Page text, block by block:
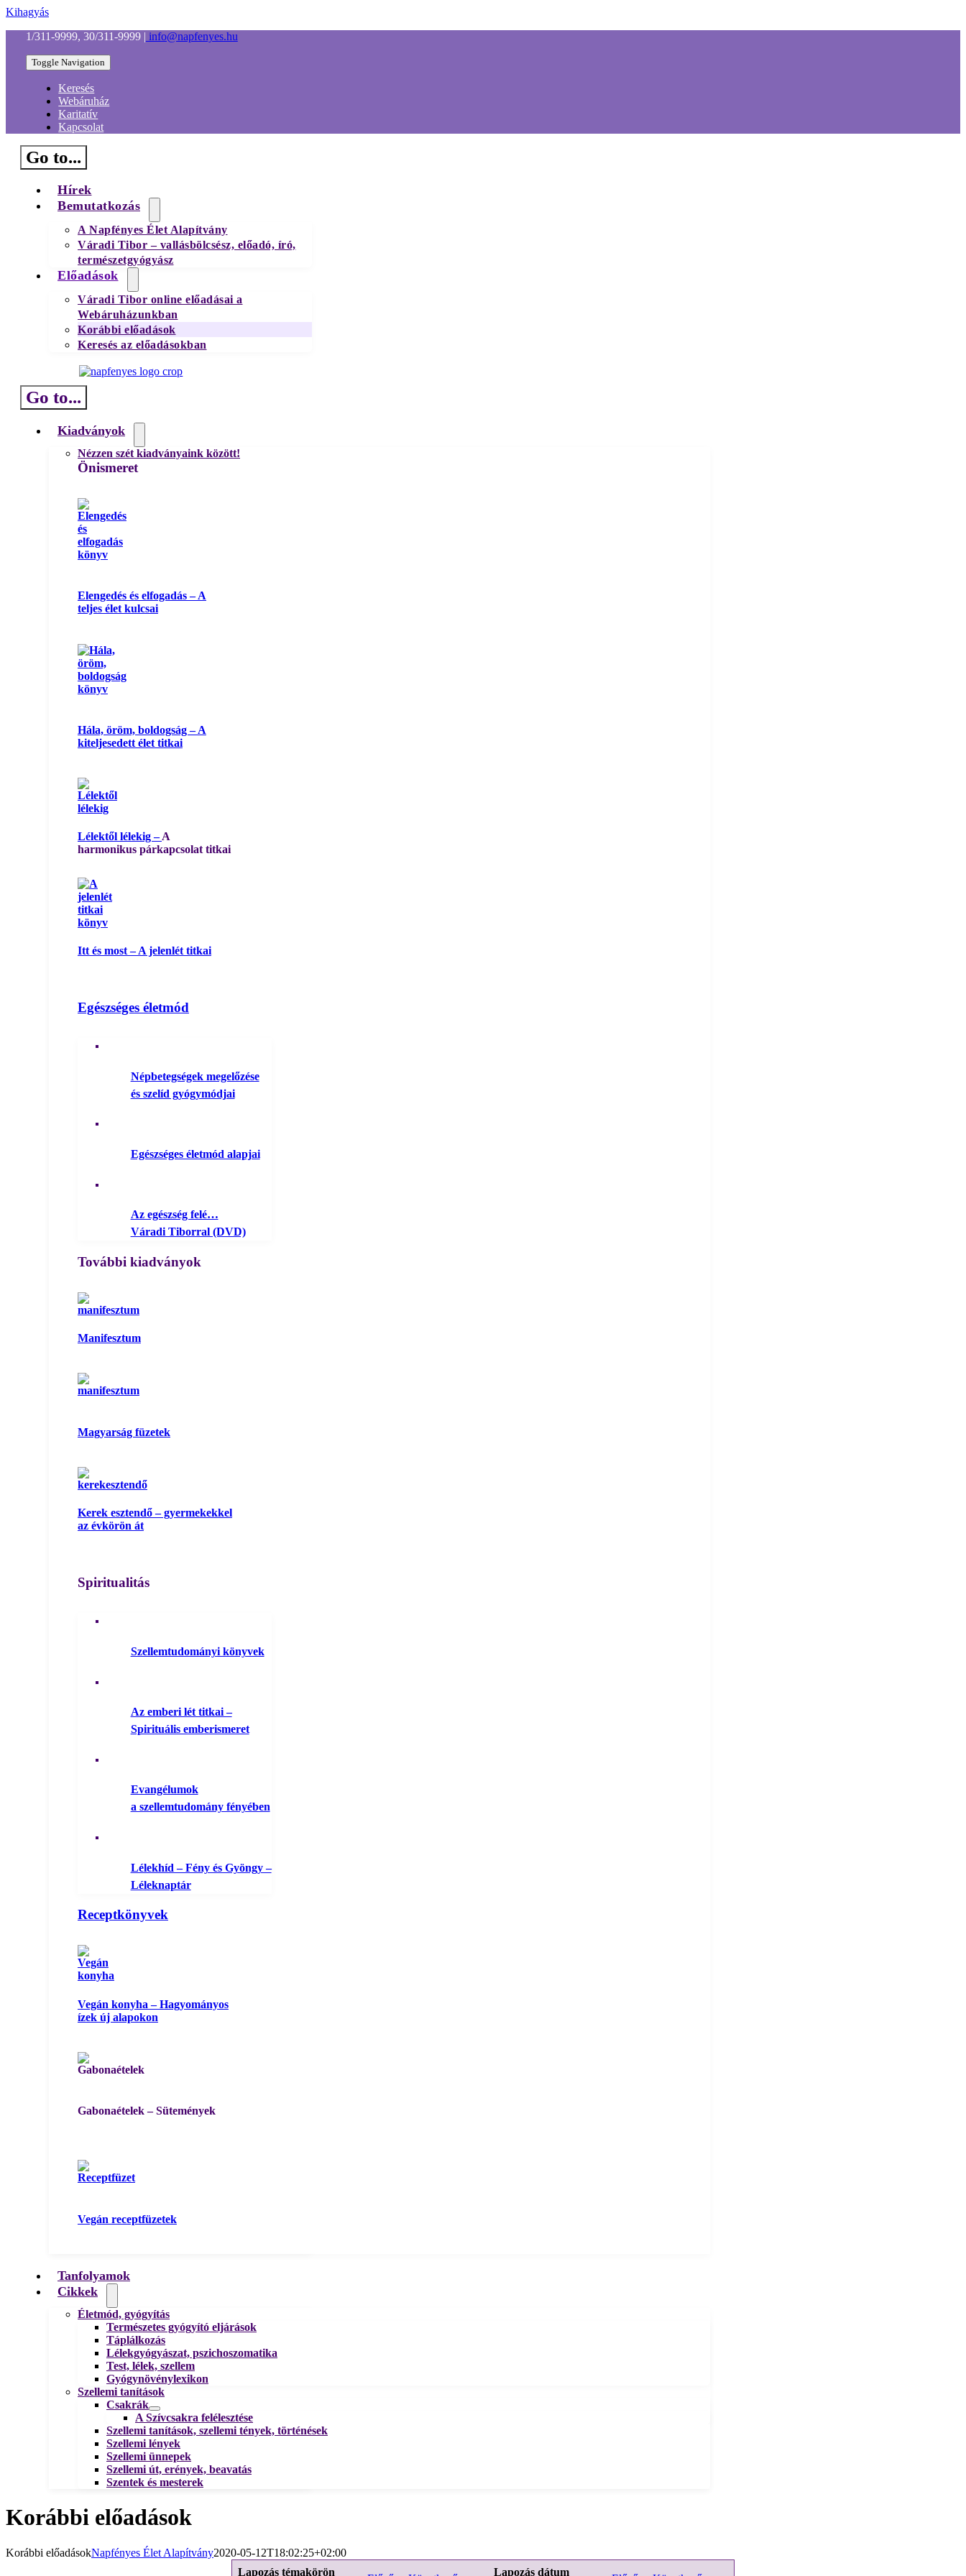
Kihagyás
1/311-9999, 30/311-9999 | info@napfenyes.hu
Toggle Navigation
Keresés
Webáruház
Karitatív
Kapcsolat
Go to...
Hírek
Bemutatkozás
A Napfényes Élet Alapítvány
Váradi Tibor – vallásbölcsész, előadó, író,
természetgyógyász
Előadások
Váradi Tibor online előadásai a
Webáruházunkban
Korábbi előadások
Keresés az előadásokban
Go to...
Kiadványok
Nézzen szét kiadványaink között!
Önismeret
Elengedés és elfogadás – A
teljes élet kulcsai
Hála, öröm, boldogság – A
kiteljesedett élet titkai
Lélektől lélekig –A
harmonikus párkapcsolat titkai
Itt és most – A jelenlét titkai
Egészséges életmód
Népbetegségek megelőzése
és szelíd gyógymódjai
Egészséges életmód alapjai
Az egészség felé…
Váradi Tiborral (DVD)
További kiadványok
Manifesztum
Magyarság füzetek
Kerek esztendő – gyermekekkel
az évkörön át
Spiritualitás
Szellemtudományi könyvek
Az emberi lét titkai –
Spirituális emberismeret
Evangélumok
a szellemtudomány fényében
Lélekhíd – Fény és Gyöngy –
Léleknaptár
Receptkönyvek
Vegán konyha – Hagyományos
ízek új alapokon
Gabonaételek – Sütemények
Vegán receptfüzetek
Tanfolyamok
Cikkek
Életmód, gyógyítás
Természetes gyógyító eljárások
Táplálkozás
Lélekgyógyászat, pszichoszomatika
Test, lélek, szellem
Gyógynövénylexikon
Szellemi tanítások
Csakrák
A Szívcsakra felélesztése
Szellemi tanítások, szellemi tények, történések
Szellemi lények
Szellemi ünnepek
Szellemi út, erények, beavatás
Szentek és mesterek
Korábbi előadások
Korábbi előadásokNapfényes Élet Alapítvány2020-05-12T18:02:25+02:00
Lapozás témakörön
Lapozás dátum